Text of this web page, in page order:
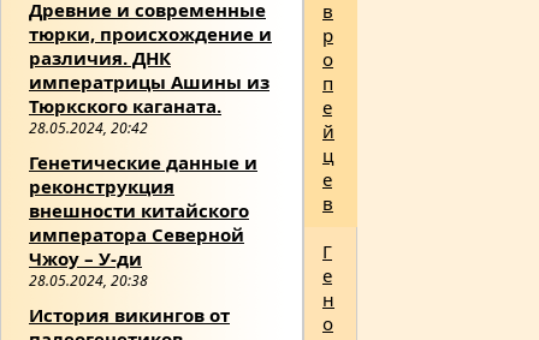
Древние и современные
тюрки, происхождение и
различия. ДНК
императрицы Ашины из
Тюркского каганата.
28.05.2024, 20:42
Генетические данные и
реконструкция
внешности китайского
императора Северной
Чжоу – У-ди
28.05.2024, 20:38
История викингов от
в
р
о
п
е
й
ц
е
в
Г
е
н
о